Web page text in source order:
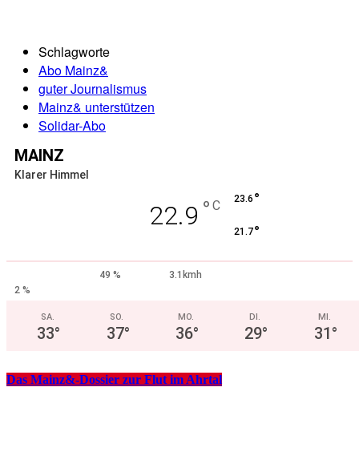
Schlagworte
Abo Mainz&
guter Journalismus
Mainz& unterstützen
Solidar-Abo
MAINZ
Klarer Himmel
22.9 ° C 23.6 °
21.7°
49 %
3.1kmh
2 %
SA.
33°
SO.
37°
MO.
36°
DI.
29°
MI.
31°
Das Mainz&-Dossier zur Flut im Ahrtal